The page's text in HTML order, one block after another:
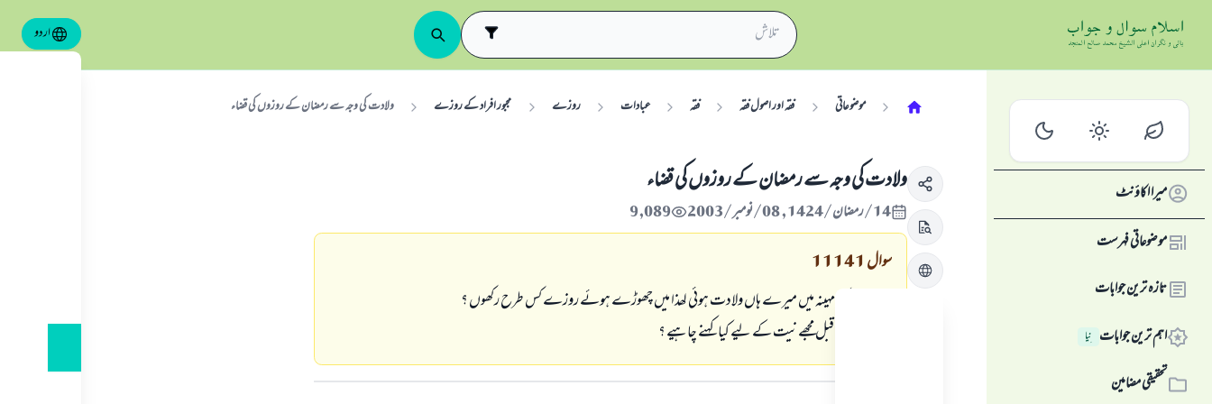
اردو
میرا اکاؤنٹ
موضوعاتی فہرست
تازہ ترین جوابات
اہم ترین جوابات نِیا
تحقیقی مضامین
موضوعاتی فقہ اور اصول فقہ فقہ عبادات روزے مجبور افراد کے روزے ولادت کی وجہ سے رمضان کے روزوں کی قضاء
ولادت کی وجہ سے رمضان کے روزوں کی قضاء
14/رمضان/1424 , 08/نومبر/2003 9,089
سوال11141
رمضان کے مہینہ میں میرے ہاں ولادت ہوئي لھذا میں چھوڑے ہوئے روزے کس طرح رکھوں ؟
روزے سے قبل مجھے نیت کے لیے کیا کہنے چاہيے ؟